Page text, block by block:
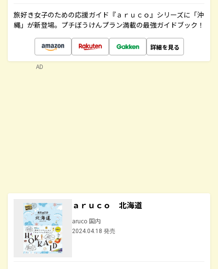
旅好き女子のための応援ガイド『ａｒｕｃｏ』シリーズに「沖
縄」が新登場。プチぼうけんプラン満載の最強ガイドブック！
詳細を見る
ａｒｕｃｏ 北海道
aruco 国内
2024.04.18 発売
AD